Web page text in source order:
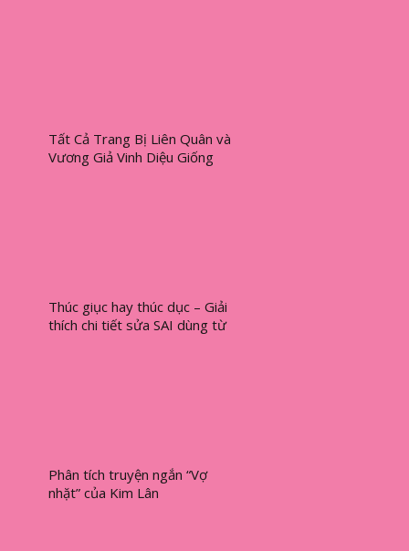
Tất Cả Trang Bị Liên Quân và
Vương Giả Vinh Diệu Giống
Thúc giục hay thúc dục – Giải
thích chi tiết sửa SAI dùng từ
Phân tích truyện ngắn “Vợ
nhặt” của Kim Lân